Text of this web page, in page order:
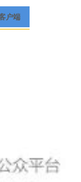
户端